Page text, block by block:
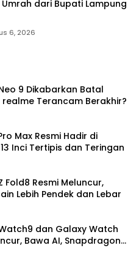
Umrah dari Bupati Lampung
6, 2026
9 Dikabarkan Batal
realme Terancam Berakhir?
Max Resmi Hadir di
Inci Tertipis dan Teringan
Fold8 Resmi Meluncur,
Lebih Pendek dan Lebar
dan Galaxy Watch
Bawa AI, Snapdragon
Kesehatan Baru